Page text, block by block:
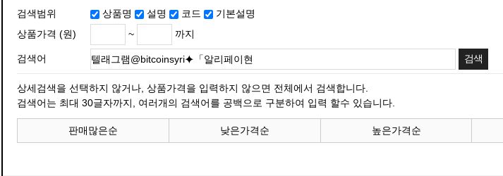
검색범위 상품명 설명 코드
기본설명
상품가격 (원)
~ 까지
검색어
상세검색을 선택하지 않거나, 상품가격을 입력하지 않으면 전체에서 검색합니다.
검색어는 최대 30글자까지, 여러개의 검색어를 공백으로 구분하여 입력 할수 있습니다.
판매많은순 낮은가격순 높은가격순